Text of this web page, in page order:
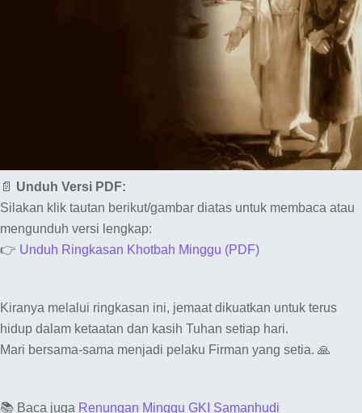
📄 Unduh Versi PDF:
Silakan klik tautan berikut/gambar diatas untuk membaca atau
mengunduh versi lengkap:
👉 Unduh Ringkasan Khotbah Minggu (PDF)
Kiranya melalui ringkasan ini, jemaat dikuatkan untuk terus
hidup dalam ketaatan dan kasih Tuhan setiap hari.
Mari bersama-sama menjadi pelaku Firman yang setia. 🙏
📚 Baca juga Renungan Minggu GKI Samanhudi